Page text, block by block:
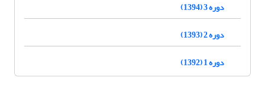
دوره 3 (1394)
دوره 2 (1393)
دوره 1 (1392)